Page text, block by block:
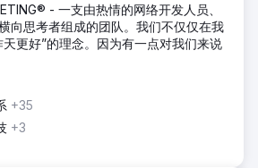
- 一支由热情的网络开发人员、
向思考者组成的团队。我们不仅仅在我
更好”的理念。因为有一点对我们来说
+35
+3